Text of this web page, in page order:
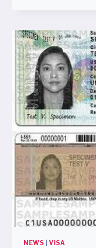
A
LES
NEWS |VISA